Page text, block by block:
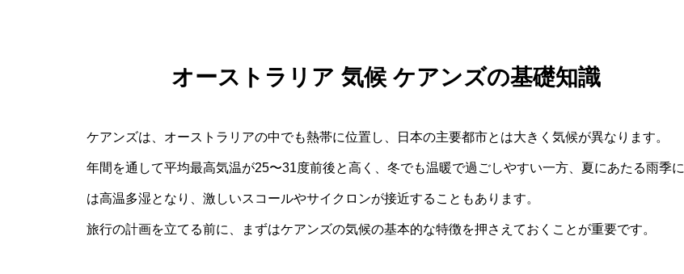
オーストラリア 気候 ケアンズの基礎知識
ケアンズは、オーストラリアの中でも熱帯に位置し、日本の主要都市とは大きく気候が異なります。
年間を通して平均最高気温が25〜31度前後と高く、冬でも温暖で過ごしやすい一方、夏にあたる雨季に
は高温多湿となり、激しいスコールやサイクロンが接近することもあります。
旅行の計画を立てる前に、まずはケアンズの気候の基本的な特徴を押さえておくことが重要です。